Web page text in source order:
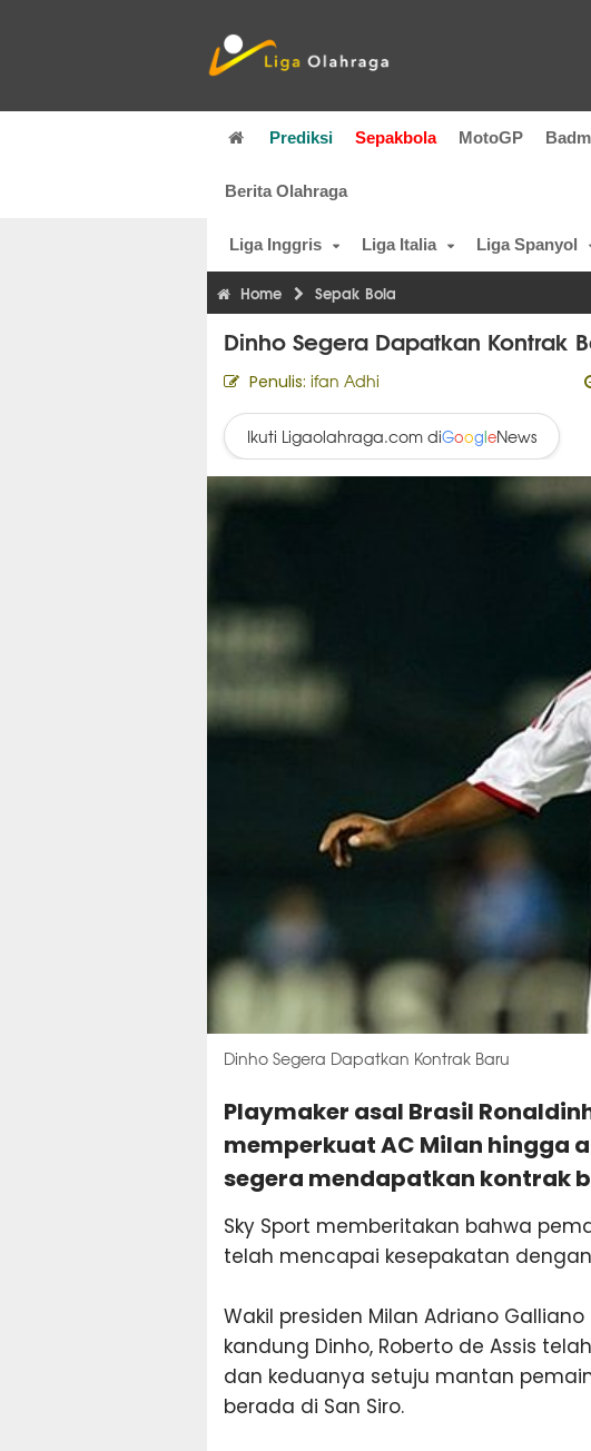
Prediksi Sepakbola MotoGP
Berita Olahraga
Liga Inggris Liga Italia Liga Spanyol
Home Sepak Bola
Dinho Segera Dapatkan Kontrak
Penulis: ifan Adhi
Ikuti Ligaolahraga.com diGoogleNews
Dinho Segera Dapatkan Kontrak Baru
Playmaker asal Brasil
memperkuat AC Milan hingga
segera mendapatkan kontrak
Sky Sport memberitakan bahwa
telah mencapai kesepakatan dengan
Wakil presiden Milan Adriano
kandung Dinho, Roberto de Assis
dan keduanya setuju mantan
berada di San Siro.